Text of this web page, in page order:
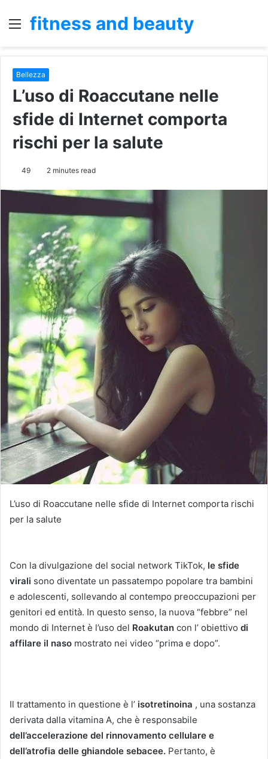
Menu
fitness and beauty
Bellezza
L’uso di Roaccutane nelle
sfide di Internet comporta
rischi per la salute
49 2 minutes read
L’uso di Roaccutane nelle sfide di Internet comporta rischi
per la salute
Con la divulgazione del social network TikTok, le sfide
virali sono diventate un passatempo popolare tra bambini
e adolescenti, sollevando al contempo preoccupazioni per
genitori ed entità. In questo senso, la nuova “febbre” nel
mondo di Internet è l’uso del Roakutan con l’ obiettivo di
affilare il naso mostrato nei video “prima e dopo”.
Il trattamento in questione è l’ isotretinoina , una sostanza
derivata dalla vitamina A, che è responsabile
dell’accelerazione del rinnovamento cellulare e
dell’atrofia delle ghiandole sebacee. Pertanto, è